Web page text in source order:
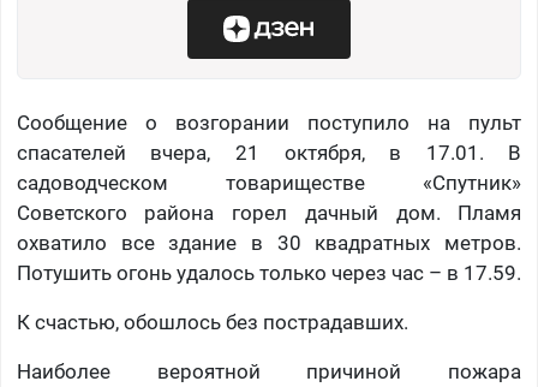
Сообщение о возгорании поступило на пульт
спасателей вчера, 21 октября, в 17.01. В
садоводческом товариществе «Спутник»
Советского района горел дачный дом. Пламя
охватило все здание в 30 квадратных метров.
Потушить огонь удалось только через час – в 17.59.
К счастью, обошлось без пострадавших.
Наиболее вероятной причиной пожара